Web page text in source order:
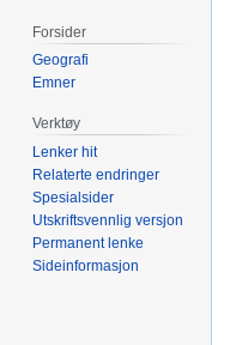
Forsider
Geografi
Emner
Verktøy
Lenker hit
Relaterte endringer
Spesialsider
Utskriftsvennlig versjon
Permanent lenke
Sideinformasjon